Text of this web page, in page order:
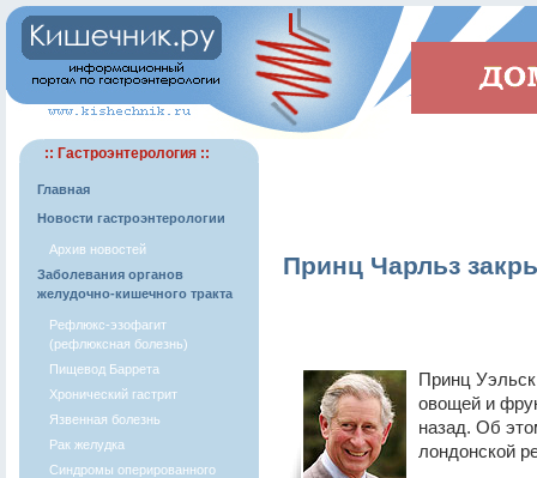
:: Гастроэнтерология ::
Главная
Новости гастроэнтерологии
Архив новостей
Заболевания органов
желудочно-кишечного тракта
Рефлюкс-эзофагит
(рефлюксная болезнь)
Пищевод Баррета
Хронический гастрит
Язвенная болезнь
Рак желудка
Синдромы оперированного
Принц Чарльз
Принц
овощей и
назад. Об
лондонской